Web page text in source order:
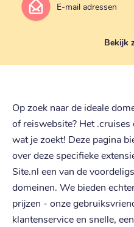
E-mail adressen
Bekijk
Op zoek naar de ideale
of reiswebsite? Het
wat je zoekt! Deze pagina
over deze specifieke
Site.nl een van de
domeinen. We bieden
prijzen - onze
klantenservice en snelle,